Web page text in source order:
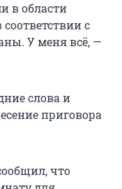
в области
с
У меня всё, —
слова и
приговора
что